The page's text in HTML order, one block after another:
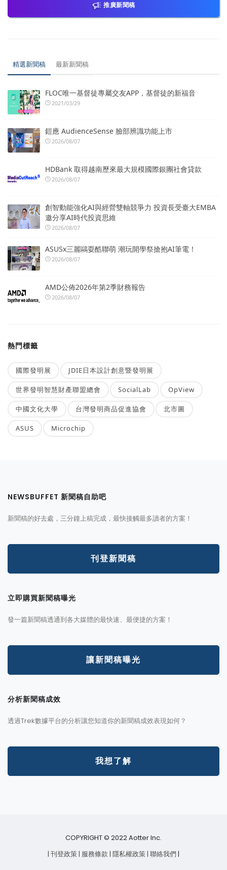
推廣新聞稿
精選新聞稿 最新新聞稿
FLOC唯一基督徒專屬交友APP，基督徒的新福音
2021/03/29
鎧應 AudienceSense 臉部辨識功能上市
2026/08/07
HDBank 取得越南歷來最大規模國際銀團社會貸款
2026/08/07
創智動能強化AI與經營雙軸競爭力 投資長受臺大EMBA
邀分享AI時代投資思維
2026/08/07
ASUSx三麗鷗耍酷聯萌 潮玩開學祭搶抱AI筆電！
2026/08/07
AMD公佈2026年第2季財務報告
2026/08/07
熱門標籤
國際發明展 JDIE日本設計創意暨發明展
世界發明智慧財產聯盟總會 SocialLab OpView
中國文化大學 台灣發明商品促進協會 北市圖
ASUS Microchip
NEWSBUFFET 新聞稿自助吧
新聞稿的好去處，三分鐘上稿完成，最快接觸最多讀者的方案！
刊登新聞稿
立即購買新聞稿曝光
發一篇新聞稿透通到各大媒體的最快速、最便捷的方案！
讓新聞稿曝光
分析新聞稿成效
透過Trek數據平台的分析讓您知道你的新聞稿成效表現如何？
我想了解
COPYRIGHT © 2022 Aotter Inc.
| 刊登政策| 服務條款| 隱私權政策| 聯絡我們 |